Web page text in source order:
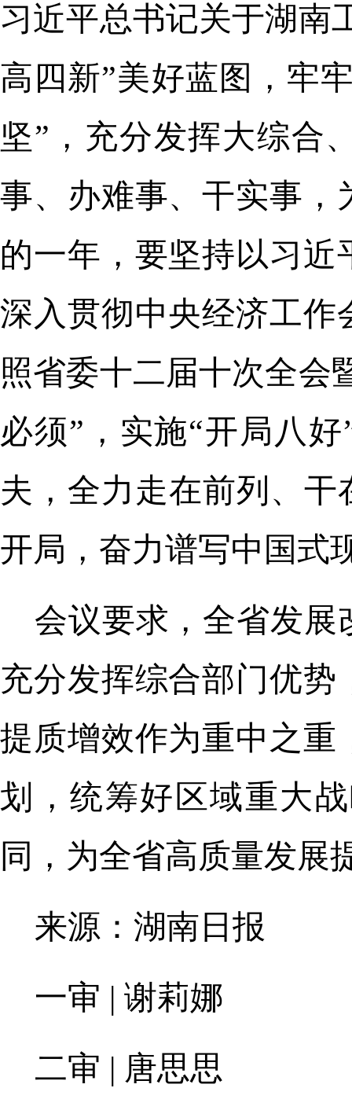
习近平总书记关于湖南
高四新”美好蓝图，牢
坚”，充分发挥大综合
事、办难事、干实事，
的一年，要坚持以习
深入贯彻中央经济工作
照省委十二届十次全会
必须”，实施“开局八
夫，全力走在前列、干
开局，奋力谱写中国式
会议要求，全省发展
充分发挥综合部门优
提质增效作为重中之重
划，统筹好区域重大
同，为全省高质量发展
来源：湖南日报
一审 | 谢莉娜
二审 | 唐思思